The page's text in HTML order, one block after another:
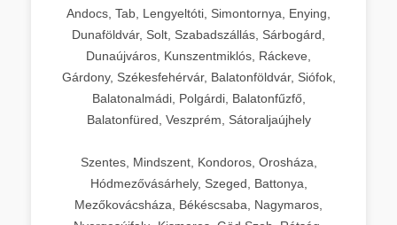
Andocs, Tab, Lengyeltóti, Simontornya, Enying,
Dunaföldvár, Solt, Szabadszállás, Sárbogárd,
Dunaújváros, Kunszentmiklós, Ráckeve,
Gárdony, Székesfehérvár, Balatonföldvár, Siófok,
Balatonalmádi, Polgárdi, Balatonfűzfő,
Balatonfüred, Veszprém, Sátoraljaújhely
Szentes, Mindszent, Kondoros, Orosháza,
Hódmezővásárhely, Szeged, Battonya,
Mezőkovácsháza, Békéscsaba, Nagymaros,